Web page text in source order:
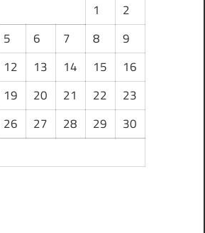
1
2
5 6 7 8
9
12 13 14 15
16
19 20 21 22
23
26 27 28 29
30